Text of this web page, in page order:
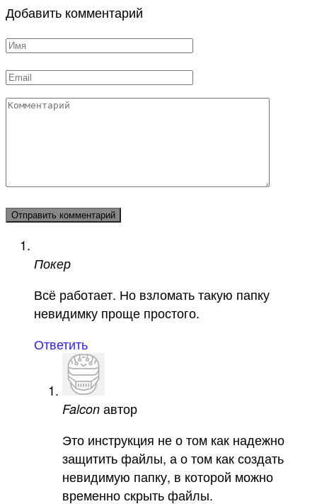
Добавить комментарий
Имя
Email
Комментарий
Покер
Всё работает. Но взломать такую папку
невидимку проще простого.
Ответить
Falcon автор
Это инструкция не о том как надежно
защитить файлы, а о том как создать
невидимую папку, в которой можно
временно скрыть файлы.